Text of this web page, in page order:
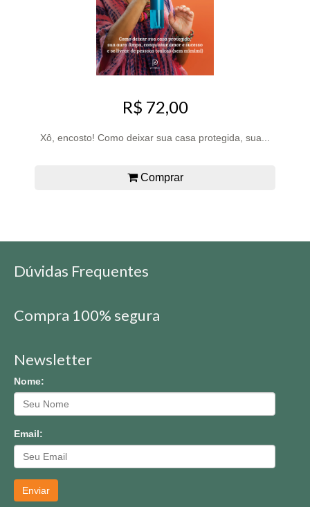
R$ 72,00
Xô, encosto! Como deixar sua casa protegida, sua...
Comprar
Dúvidas Frequentes
Compra 100% segura
Newsletter
Nome:
Email:
Enviar